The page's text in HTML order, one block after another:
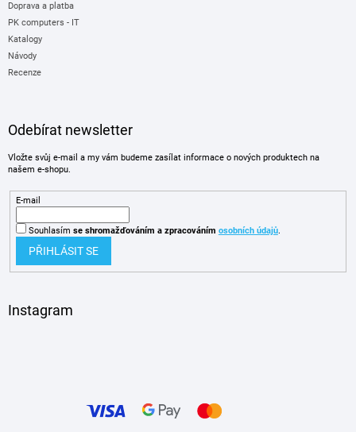
Doprava a platba
PK computers - IT
Katalogy
Návody
Recenze
Odebírat newsletter
Vložte svůj e-mail a my vám budeme zasílat informace o nových produktech na
našem e-shopu.
E-mail
Souhlasím se shromažďováním a zpracováním osobních údajů.
PŘIHLÁSIT SE
Instagram